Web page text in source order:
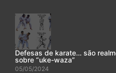
Defesas de karate… são
sobre “uke-waza”
05/05/2024